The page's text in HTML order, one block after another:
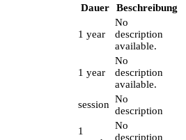
Dauer Beschreibung
1 year
No
description
available.
1 year
No
description
available.
session No
description
1
No
description